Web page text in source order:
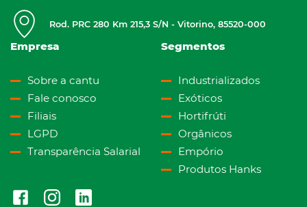
Rod. PRC 280 Km 215,3 S/N - Vitorino, 85520-000
Empresa
Sobre a cantu
Fale conosco
Filiais
LGPD
Transparência Salarial
Segmentos
Industrializados
Exóticos
Hortifrúti
Orgânicos
Empório
Produtos Hanks